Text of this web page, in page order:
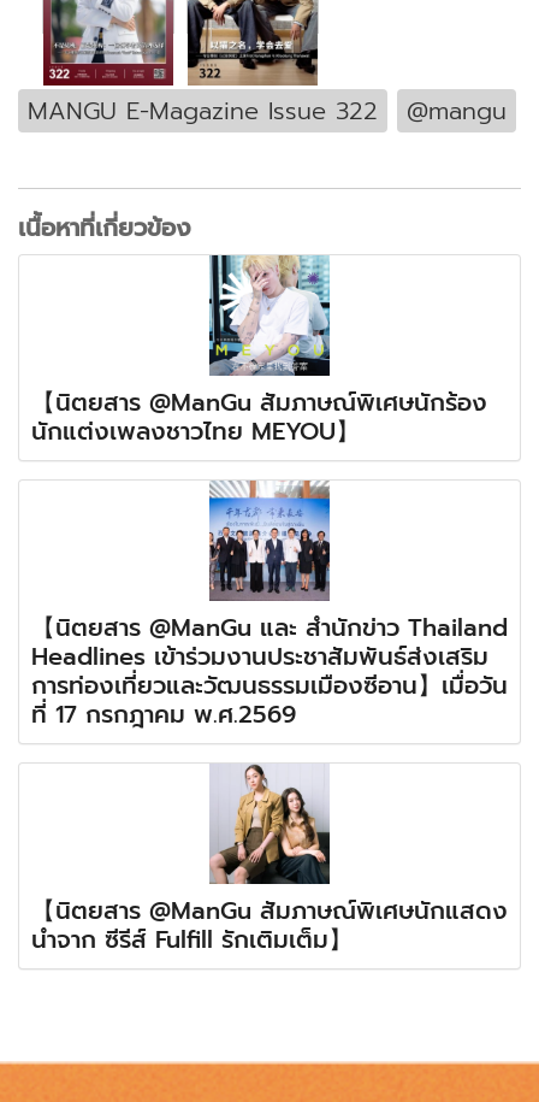
MANGU E-Magazine Issue 322 @mangu
เนื้อหาที่เกี่ยวข้อง
【นิตยสาร @ManGu สัมภาษณ์พิเศษนักร้อง
นักแต่งเพลงชาวไทย MEYOU】
【นิตยสาร @ManGu และ สำนักข่าว Thailand
Headlines เข้าร่วมงานประชาสัมพันธ์ส่งเสริม
การท่องเที่ยวและวัฒนธรรมเมืองซีอาน】เมื่อวัน
ที่ 17 กรกฎาคม พ.ศ.2569
【นิตยสาร @ManGu สัมภาษณ์พิเศษนักแสดง
นำจาก ซีรีส์ Fulfill รักเติมเต็ม】